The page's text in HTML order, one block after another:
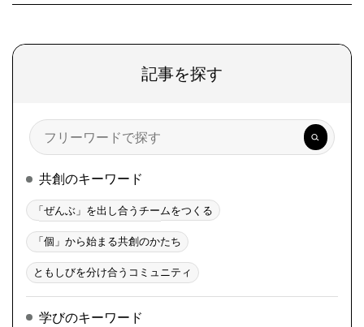
記事を探す
検
索
共創のキーワード
「ぜんぶ」を出し合うチームをつくる
「個」から始まる共創のかたち
ともしびを分け合うコミュニティ
学びのキーワード